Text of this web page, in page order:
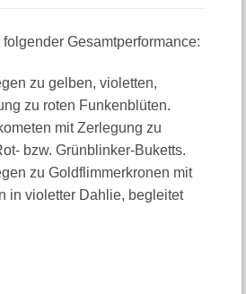
Gesamtperformance:
zu gelben, violetten,
zu roten Funkenblüten.
mit Zerlegung zu
bzw. Grünblinker-Buketts.
zu Goldflimmerkronen mit
in violetter Dahlie, begleitet